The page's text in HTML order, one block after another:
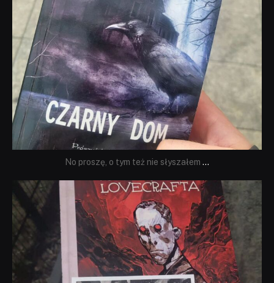
No proszę, o tym też nie słyszałem ...
dobryhorror
Wrz 19